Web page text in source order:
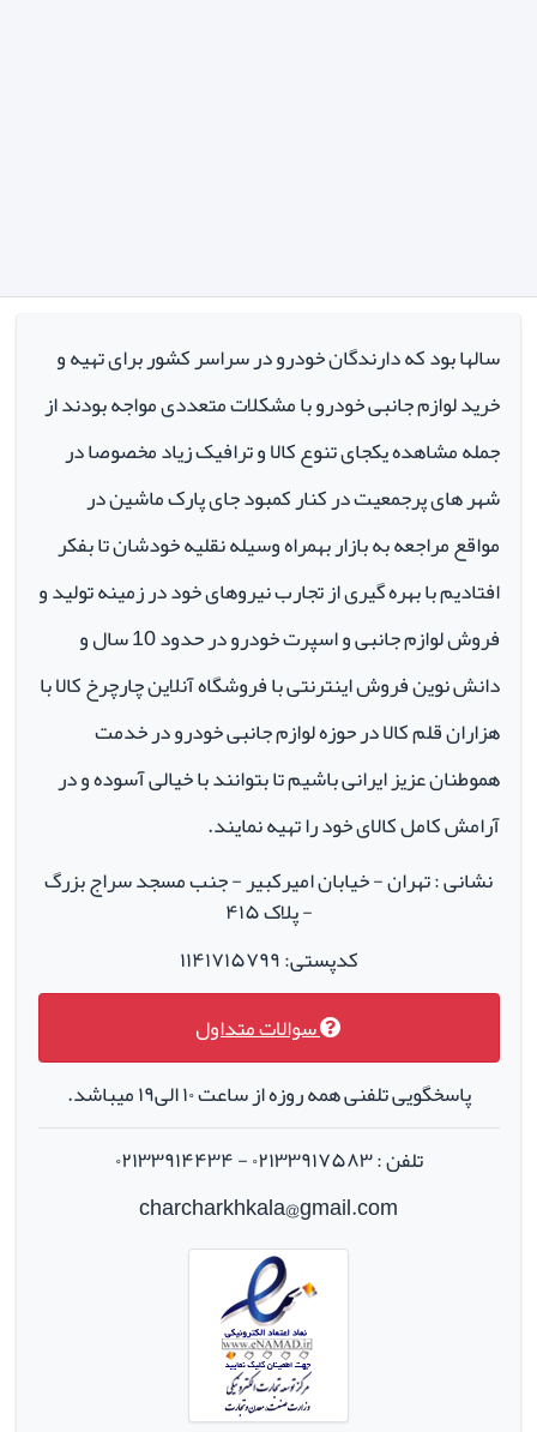
سالها بود که دارندگان خودرو در سراسر کشور برای تهیه و
خرید لوازم جانبی خودرو با مشکلات متعددی مواجه بودند از
جمله مشاهده یکجای تنوع کالا و ترافیک زیاد مخصوصا در
شهر های پرجمعیت در کنار کمبود جای پارک ماشین در
مواقع مراجعه به بازار بهمراه وسیله نقلیه خودشان تا بفکر
افتادیم با بهره گیری از تجارب نیروهای خود در زمینه تولید و
فروش لوازم جانبی و اسپرت خودرو در حدود 10 سال و
دانش نوین فروش اینترنتی با فروشگاه آنلاین چارچرخ کالا با
هزاران قلم کالا در حوزه لوازم جانبی خودرو در خدمت
هموطنان عزیز ایرانی باشیم تا بتوانند با خیالی آسوده و در
آرامش کامل کالای خود را تهیه نمایند.
نشانی : تهران - خیابان امیرکبیر - جنب مسجد سراج بزرگ
- پلاک ۴۱۵
کدپستی: ۱۱۴۱۷۱۵۷۹۹
سوالات متداول
پاسخگویی تلفنی همه روزه از ساعت ۱۰ الی۱۹ میباشد.
تلفن : ۰۲۱۳۳۹۱۷۵۸۳ - ۰۲۱۳۳۹۱۴۴۳۴
charcharkhkala@gmail.com